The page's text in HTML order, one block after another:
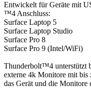
Entwickelt für Geräte mit
™4 Anschluss:
Surface Laptop 5
Surface Laptop Studio
Surface Pro 8
Surface Pro 9 (Intel/WiFi)
Thunderbolt™4 unterstützt
externe 4k Monitore mit bis
das Gerät und die Monitore